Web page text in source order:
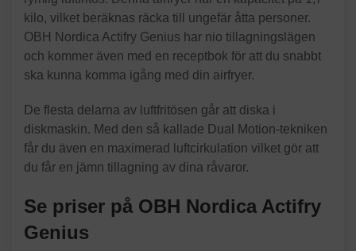
kilo, vilket beräknas räcka till ungefär åtta personer.
OBH Nordica Actifry Genius har nio tillagningslägen
och kommer även med en receptbok för att du snabbt
ska kunna komma igång med din airfryer.
De flesta delarna av luftfritösen går att diska i
diskmaskin. Med den så kallade Dual Motion-tekniken
får du även en maximerad luftcirkulation vilket gör att
du får en jämn tillagning av dina råvaror.
Se priser på OBH Nordica Actifry
Genius